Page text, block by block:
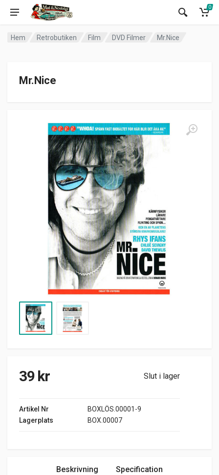
0
Hem Retrobutiken Film DVD Filmer Mr.Nice
Mr.Nice
39 kr Slut i lager
Artikel Nr
BOXLÖS.00001-9
Lagerplats
BOX.00007
Beskrivning Specification